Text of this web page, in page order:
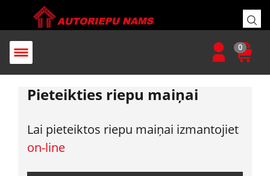
0
Pieteikties riepu maiņai
Lai pieteiktos riepu maiņai izmantojiet
on-line